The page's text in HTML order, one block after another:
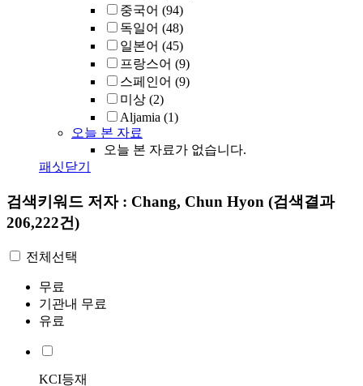
중국어 (94)
독일어 (48)
일본어 (45)
프랑스어 (9)
스페인어 (9)
미상 (2)
Aljamia (1)
오늘 본 자료
오늘 본 자료가 없습니다.
패싯닫기
검색키워드 저자 : Chang, Chun Hyon (검색결과
206,222건)
전체선택
무료
기관내 무료
유료
KCI등재